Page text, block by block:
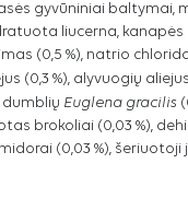
gyvūniniai baltymai,
liucerna, kanapės
(0,5 %), natrio
(0,3 %), alyvuogių
Euglena gracilis
brokoliai (0,03 %),
(0,03 %), šeriuotoji